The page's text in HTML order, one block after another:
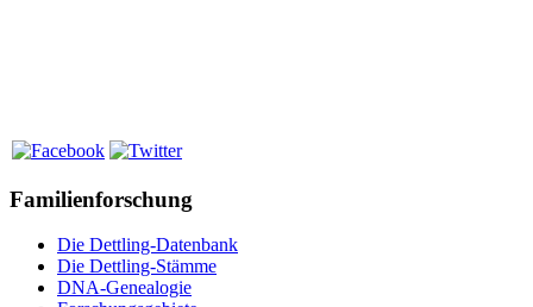
Familienforschung
Die Dettling-Datenbank
Die Dettling-Stämme
DNA-Genealogie